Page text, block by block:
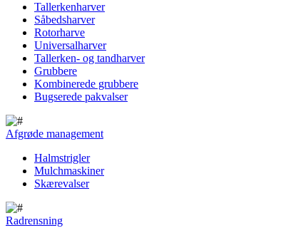
Tallerkenharver
Såbedsharver
Rotorharve
Universalharver
Tallerken- og tandharver
Grubbere
Kombinerede grubbere
Bugserede pakvalser
Afgrøde management
Halmstrigler
Mulchmaskiner
Skærevalser
Radrensning